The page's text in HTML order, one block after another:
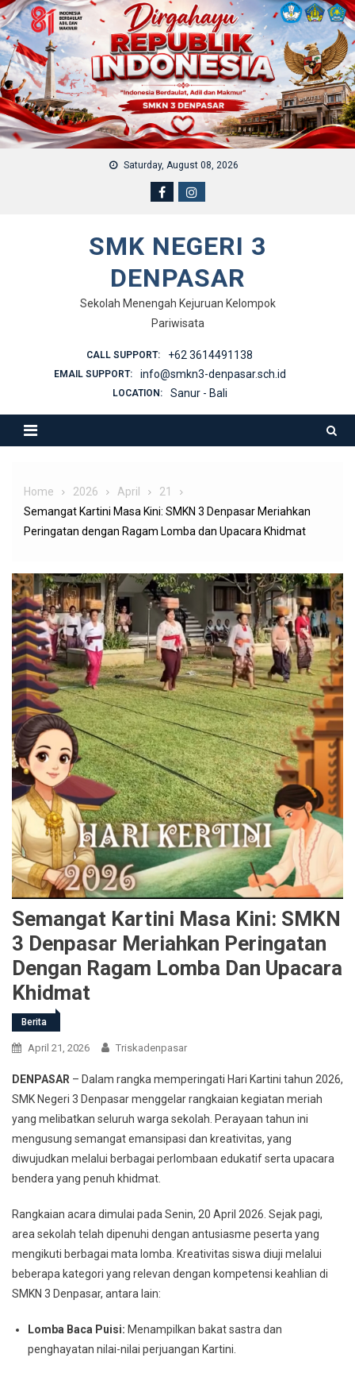
Skip to content
Saturday, August 08, 2026
SMK NEGERI 3
DENPASAR
Sekolah Menengah Kejuruan Kelompok
Pariwisata
CALL SUPPORT: +62 3614491138
EMAIL SUPPORT: info@smkn3-denpasar.sch.id
LOCATION: Sanur - Bali
Home 2026 April
21
Semangat Kartini Masa Kini: SMKN 3 Denpasar Meriahkan
Peringatan dengan Ragam Lomba dan Upacara Khidmat
Semangat Kartini Masa Kini: SMKN
3 Denpasar Meriahkan Peringatan
Dengan Ragam Lomba Dan Upacara
Khidmat
Berita
April 21, 2026 Triskadenpasar
DENPASAR – Dalam rangka memperingati Hari Kartini tahun 2026,
SMK Negeri 3 Denpasar menggelar rangkaian kegiatan meriah
yang melibatkan seluruh warga sekolah. Perayaan tahun ini
mengusung semangat emansipasi dan kreativitas, yang
diwujudkan melalui berbagai perlombaan edukatif serta upacara
bendera yang penuh khidmat.
Rangkaian acara dimulai pada Senin, 20 April 2026. Sejak pagi,
area sekolah telah dipenuhi dengan antusiasme peserta yang
mengikuti berbagai mata lomba. Kreativitas siswa diuji melalui
beberapa kategori yang relevan dengan kompetensi keahlian di
SMKN 3 Denpasar, antara lain:
Lomba Baca Puisi: Menampilkan bakat sastra dan
penghayatan nilai-nilai perjuangan Kartini.